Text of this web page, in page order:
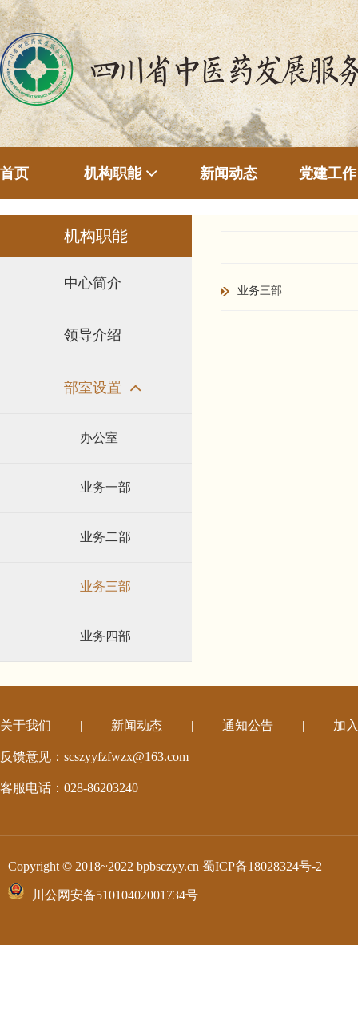
首页 机构职能 新闻动态 党建工作
机构职能
中心简介
领导介绍
部室设置
办公室
业务一部
业务二部
业务三部
业务四部
业务三部
关于我们 | 新闻动态 | 通知公告 | 加
反馈意见：scszyyfzfwzx@163.com
客服电话：028-86203240
Copyright © 2018~2022 bpbsczyy.cn 蜀ICP备18028324号-2
川公网安备51010402001734号